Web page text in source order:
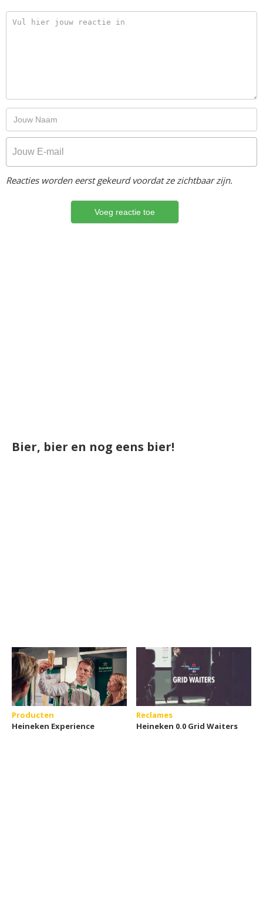
Reacties worden eerst gekeurd voordat ze zichtbaar zijn.
Bier, bier en nog eens bier!
Producten
Heineken Experience
Reclames
Heineken 0.0 Grid Waiters